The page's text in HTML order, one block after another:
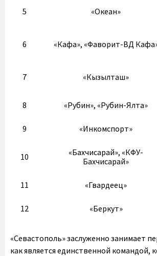
5 «Океан»
6 «Кафа», «Фаворит-ВД
7 «Кызылташ»
8 «Рубин», «Рубин-Ялта»
9 «Инкомспорт»
10
«Бахчисарай», «КФУ-
Бахчисарай»
11 «Гвардеец»
12 «Беркут»
«Севастополь» заслуженно занимает
как является единственной командой,